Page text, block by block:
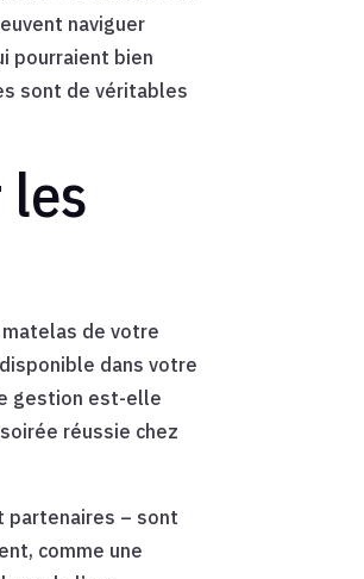
naviguer
pourraient bien
sont de véritables
de votre
dans votre
gestion est-elle
réussie chez
partenaires – sont
comme une